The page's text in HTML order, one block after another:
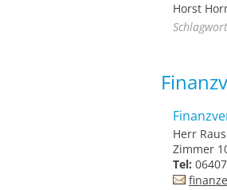
Horst
Herr
Zimmer
Tel: